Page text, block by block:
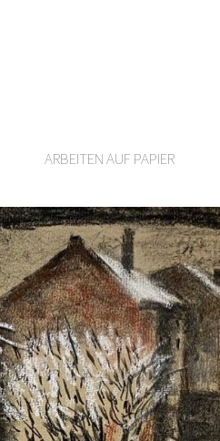
ARBEITEN AUF PAPIER